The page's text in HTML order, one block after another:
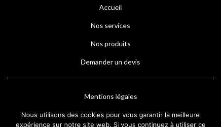
Accueil
Nos services
Nos produits
Demander un devis
Mentions légales
Nous utilisons des cookies pour vous garantir la meilleure
expérience sur notre site web. Si vous continuez à utiliser ce